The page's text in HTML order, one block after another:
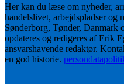
Her kan du læse om nyheder,
handelslivet, arbejdspladser og
Sønderborg, Tønder, Danmark
opdateres og redigeres af Erik
ansvarshavende redaktør.
en god historie.